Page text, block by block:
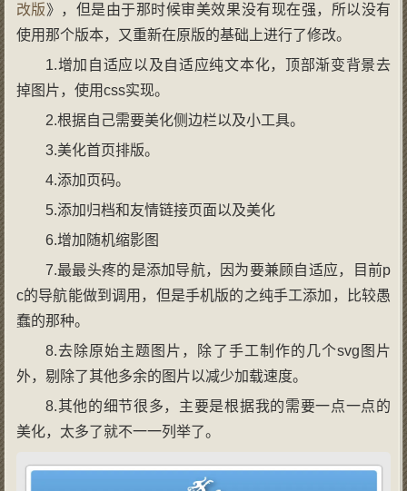
改版》，但是由于那时候审美效果没有现在强，所以没有
使用那个版本，又重新在原版的基础上进行了修改。
1.增加自适应以及自适应纯文本化，顶部渐变背景去
掉图片，使用css实现。
2.根据自己需要美化侧边栏以及小工具。
3.美化首页排版。
4.添加页码。
5.添加归档和友情链接页面以及美化
6.增加随机缩影图
7.最最头疼的是添加导航，因为要兼顾自适应，目前p
c的导航能做到调用，但是手机版的之纯手工添加，比较愚
蠢的那种。
8.去除原始主题图片，除了手工制作的几个svg图片
外，剔除了其他多余的图片以减少加载速度。
8.其他的细节很多，主要是根据我的需要一点一点的
美化，太多了就不一一列举了。